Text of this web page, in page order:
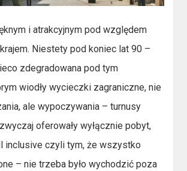
i atrakcyjnym pod względem
Niestety pod koniec lat 90 –
zdegradowana pod tym
wiodły wycieczki zagraniczne, nie
ale wypoczywania – turnusy
oferowały wyłącznie pobyt,
inclusive czyli tym, że wszystko
– nie trzeba było wychodzić poza